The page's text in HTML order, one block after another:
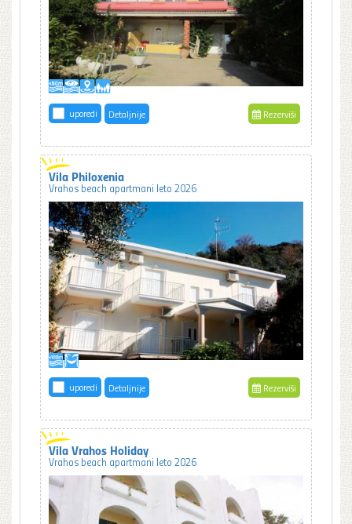
uporedi Detaljnije Rezerviši
Vila Philoxenia
Vrahos beach apartmani leto 2026
uporedi Detaljnije Rezerviši
Vila Vrahos Holiday
Vrahos beach apartmani leto 2026